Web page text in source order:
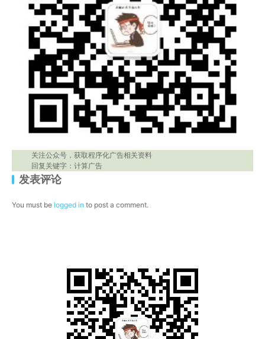
关注公众号，获取程序化广告相关资料
回复关键字：计算广告
发表评论
You must be logged in to post a comment.